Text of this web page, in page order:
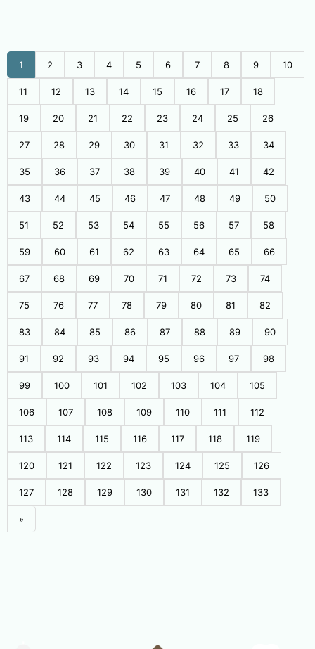
1 2 3 4 5 6 7 8 9 10
11 12 13 14 15 16 17 18
19 20 21 22 23 24 25 26
27 28 29 30 31 32 33 34
35 36 37 38 39 40 41 42
43 44 45 46 47 48 49 50
51 52 53 54 55 56 57 58
59 60 61 62 63 64 65 66
67 68 69 70 71 72 73 74
75 76 77 78 79 80 81 82
83 84 85 86 87 88 89 90
91 92 93 94 95 96 97 98
99 100 101 102 103 104 105
106 107 108 109 110 111 112
113 114 115 116 117 118 119
120 121 122 123 124 125 126
127 128 129 130 131 132 133
»